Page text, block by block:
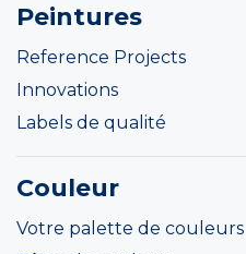
Peintures
Reference Projects
Innovations
Labels de qualité
Couleur
Votre palette de couleurs